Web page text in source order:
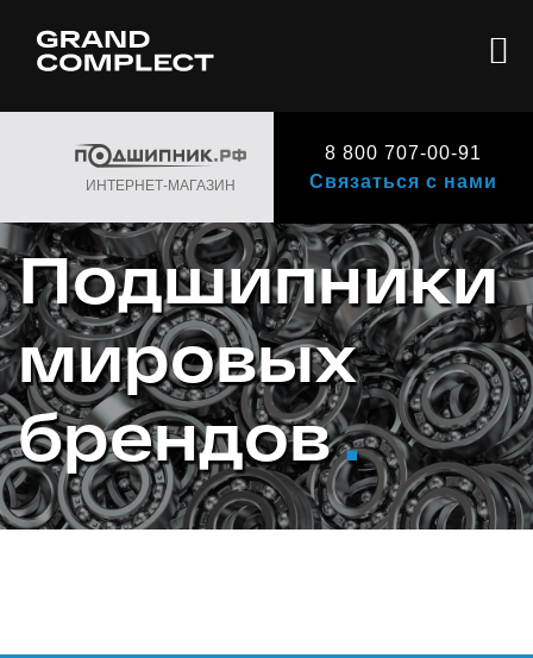
ИНТЕРНЕТ-МАГАЗИН
8 800 707-00-91
Связаться с нами
Подшипники
мировых
брендов.